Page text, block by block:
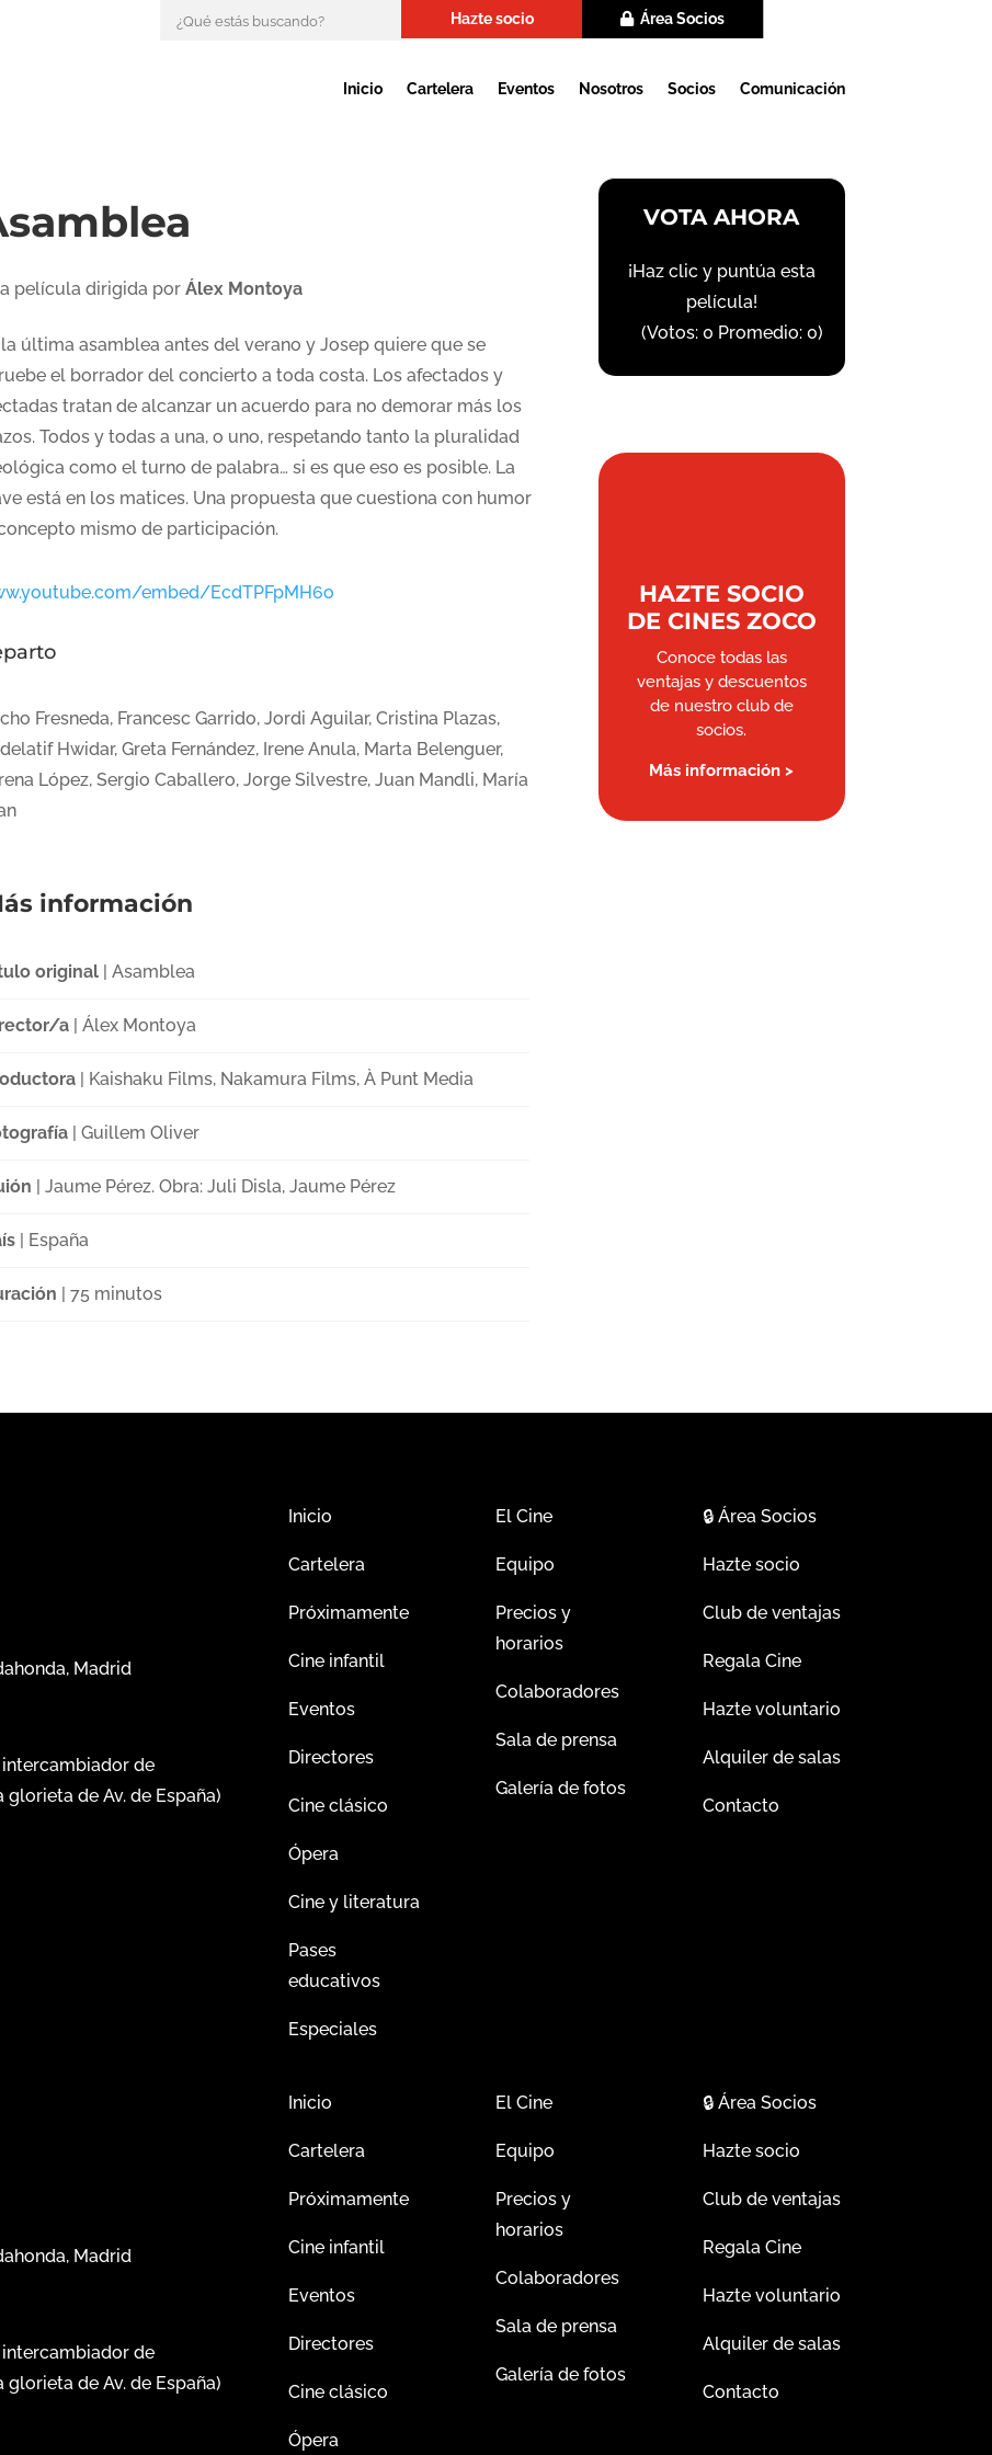
Hazte socio Área Socios
Inicio Cartelera Eventos Nosotros Socios Comunicación
película dirigida por Álex Montoya
la última asamblea antes del verano y Josep quiere que se
el borrador del concierto a toda costa. Los afectados y
tratan de alcanzar un acuerdo para no demorar más los
Todos y todas a una, o uno, respetando tanto la pluralidad
como el turno de palabra… si es que eso es posible. La
está en los matices. Una propuesta que cuestiona con humor
mismo de participación.
embed/EcdTPFpMH6o
Fresneda, Francesc Garrido, Jordi Aguilar, Cristina Plazas,
Hwidar, Greta Fernández, Irene Anula, Marta Belenguer,
López, Sergio Caballero, Jorge Silvestre, Juan Mandli, María
información
original| Asamblea
a| Álex Montoya
| Kaishaku Films, Nakamura Films, À Punt Media
| Guillem Oliver
| Jaume Pérez. Obra: Juli Disla, Jaume Pérez
| España
| 75 minutos
VOTA AHORA
¡Haz clic y puntúa esta
película!
(Votos:0 Promedio:0)
HAZTE SOCIO
DE CINES ZOCO
Conoce todas las
ventajas y descuentos
de nuestro club de
socios.
Más información >
Madrid
de
glorieta de Av. de España)
Inicio
Cartelera
Próximamente
Cine infantil
Eventos
Directores
Cine clásico
Ópera
Cine y literatura
Pases
educativos
Especiales
El Cine
Equipo
Precios y
horarios
Colaboradores
Sala de prensa
Galería de fotos
🔒Área Socios
Hazte socio
Club de ventajas
Regala Cine
Hazte voluntario
Alquiler de salas
Contacto
Madrid
de
glorieta de Av. de España)
Inicio
Cartelera
Próximamente
Cine infantil
Eventos
Directores
Cine clásico
Ópera
El Cine
Equipo
Precios y
horarios
Colaboradores
Sala de prensa
Galería de fotos
🔒Área Socios
Hazte socio
Club de ventajas
Regala Cine
Hazte voluntario
Alquiler de salas
Contacto